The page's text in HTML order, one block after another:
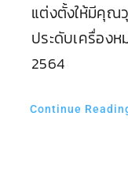
แต่งตั้งให้มีคุณ
ประดับเครื่อง
2564
Continue